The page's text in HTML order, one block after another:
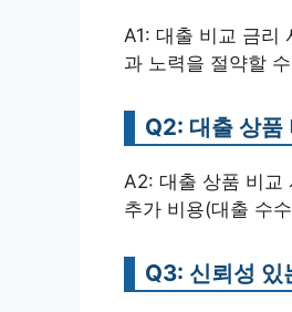
A1: 대출 비교 금리
과 노력을 절약할
Q2: 대출 상품
A2: 대출 상품 비교
추가 비용(대출 수
Q3: 신뢰성 있